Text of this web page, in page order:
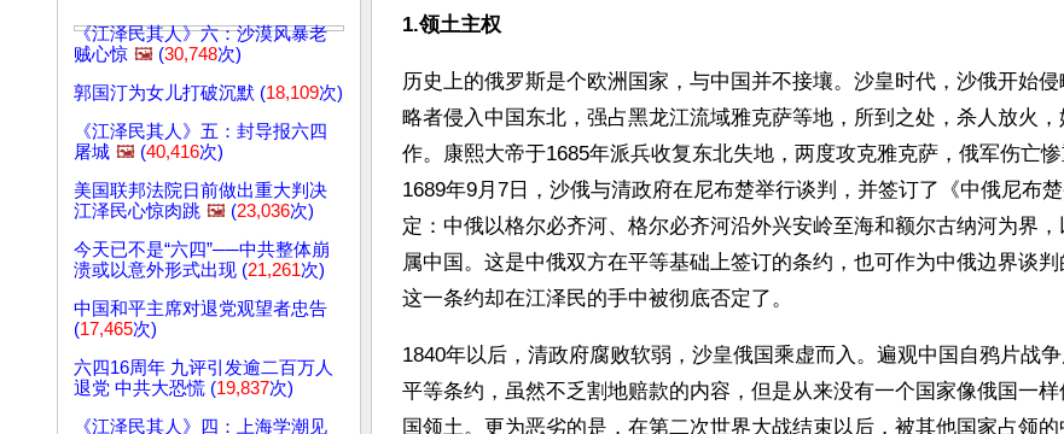
《江泽民其人》六：沙漠风暴老
贼心惊 🖼️ (30,748次)
郭国汀为女儿打破沉默 (18,109次)
《江泽民其人》五：封导报六四
屠城 🖼️ (40,416次)
美国联邦法院日前做出重大判决
江泽民心惊肉跳 🖼️ (23,036次)
今天已不是“六四”──中共整体崩
溃或以意外形式出现 (21,261次)
中国和平主席对退党观望者忠告
(17,465次)
六四16周年 九评引发逾二百万人
退党 中共大恐慌 (19,837次)
《江泽民其人》四：上海学潮见
1.领土主权
历史上的俄罗斯是个欧洲国家，与中国并不接壤。沙皇时代，沙俄开始
略者侵入中国东北，强占黑龙江流域雅克萨等地，所到之处，杀人放火
作。康熙大帝于1685年派兵收复东北失地，两度攻克雅克萨，俄军伤亡惨
1689年9月7日，沙俄与清政府在尼布楚举行谈判，并签订了《中俄尼布
定：中俄以格尔必齐河、格尔必齐河沿外兴安岭至海和额尔古纳河为界
属中国。这是中俄双方在平等基础上签订的条约，也可作为中俄边界谈
这一条约却在江泽民的手中被彻底否定了。
1840年以后，清政府腐败软弱，沙皇俄国乘虚而入。遍观中国自鸦片战
平等条约，虽然不乏割地赔款的内容，但是从来没有一个国家像俄国一
国领土。更为恶劣的是，在第二次世界大战结束以后，被其他国家占领